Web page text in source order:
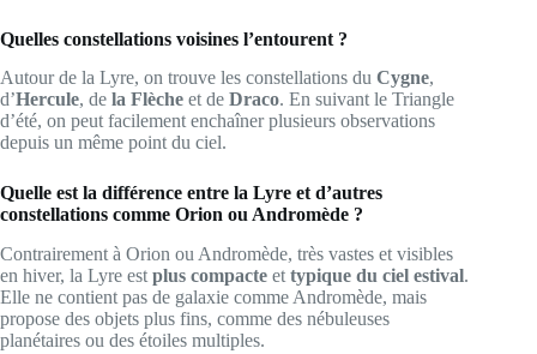
Quelles constellations voisines l’entourent ?
Autour de la Lyre, on trouve les constellations du Cygne,
d’Hercule, de la Flèche et de Draco. En suivant le Triangle
d’été, on peut facilement enchaîner plusieurs observations
depuis un même point du ciel.
Quelle est la différence entre la Lyre et d’autres
constellations comme Orion ou Andromède ?
Contrairement à Orion ou Andromède, très vastes et visibles
en hiver, la Lyre est plus compacte et typique du ciel estival.
Elle ne contient pas de galaxie comme Andromède, mais
propose des objets plus fins, comme des nébuleuses
planétaires ou des étoiles multiples.